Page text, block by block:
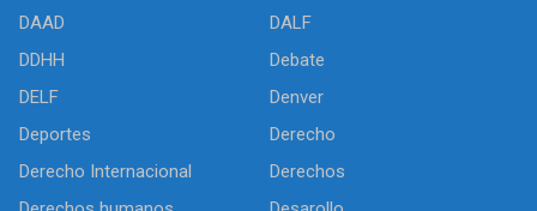
DAAD
DALF
DDHH
Debate
DELF
Denver
Deportes
Derecho
Derecho Internacional
Derechos